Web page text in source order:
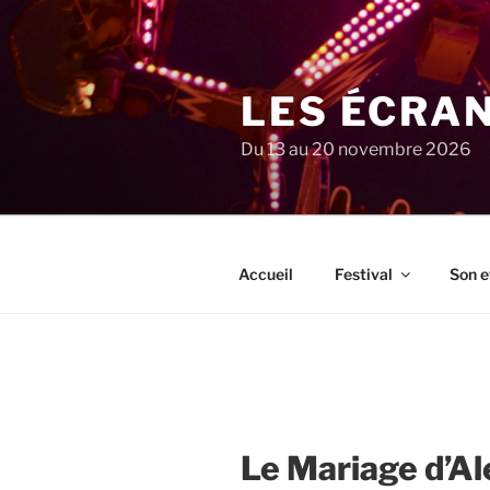
au
contenu
principal
LES
Du 13 au 20 novembre 2026
Accueil Festival Son
Le Mariage